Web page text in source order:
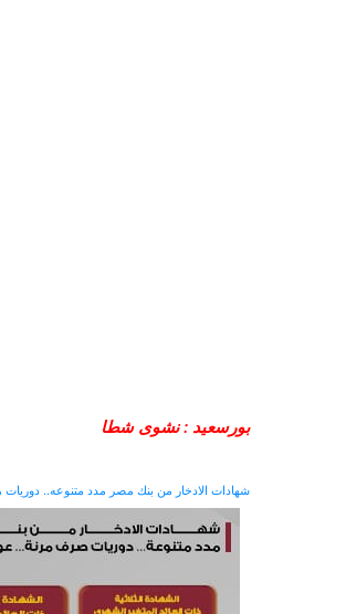
بورسعيد : نشوى شطا
شهادات الادخار من بنك مصر مدد متنوعه.. دوريات